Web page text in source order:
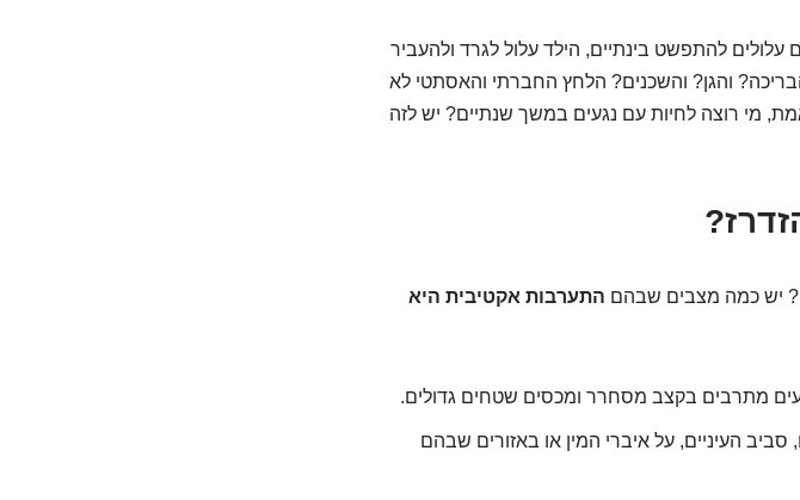
להתפשט בינתיים, הילד עלול לגרד ולהעביר
והגן? והשכנים? הלחץ החברתי והאסתטי לא
מי רוצה לחיות עם נגעים במשך שנתיים? יש לזה
יש כמה מצבים שבהם התערבות אקטיבית היא
מתרבים בקצב מסחרר ומכסים שטחים גדולים.
העיניים, על איברי המין או באזורים שבהם